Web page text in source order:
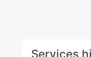
Services